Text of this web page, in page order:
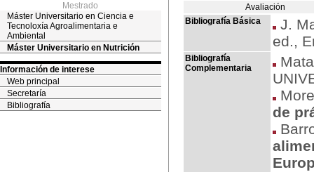
Mestrado
Máster Universitario en Ciencia e
Tecnoloxía Agroalimentaria e
Ambiental
Máster Universitario en Nutrición
Información de interese
Web principal
Secretaría
Bibliografía
Avaliación
Bibliografía Básica
J.
ed.,
Bibliografía
Complementaria
de